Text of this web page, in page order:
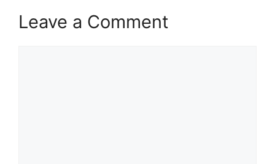
Leave a Comment